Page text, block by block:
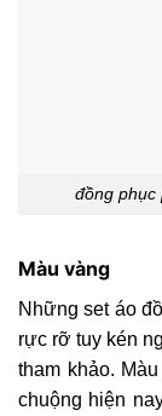
đồng phục
Màu vàng
Những set áo
rực rỡ tuy kén
tham khảo.
chuộng hiện